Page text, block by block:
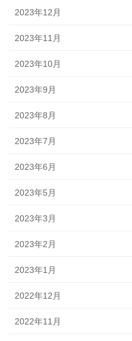
2023年12月
2023年11月
2023年10月
2023年9月
2023年8月
2023年7月
2023年6月
2023年5月
2023年3月
2023年2月
2023年1月
2022年12月
2022年11月